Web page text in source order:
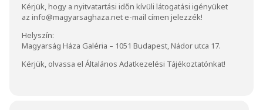
Kérjük, hogy a nyitvatartási időn kívüli látogatási igényüket
az info@magyarsaghaza.net e-mail címen jelezzék!
Helyszín:
Magyarság Háza Galéria – 1051 Budapest, Nádor utca 17.
Kérjük, olvassa el Általános Adatkezelési Tájékoztatónkat!